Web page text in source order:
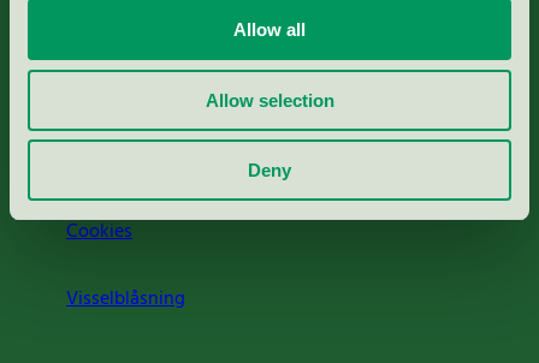
Allow all
Allow selection
Deny
Cookies
Visselblåsning